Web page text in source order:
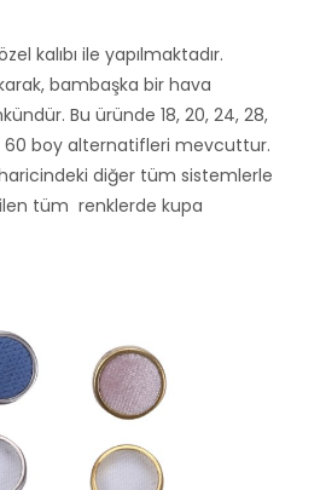
kalıbı ile yapılmaktadır.
bambaşka bir hava
Bu üründe 18, 20, 24, 28,
60 boy alternatifleri mevcuttur.
diğer tüm sistemlerle
tüm renklerde kupa